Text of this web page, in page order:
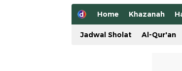
Home Khazanah
Jadwal Sholat Al-Qur'an